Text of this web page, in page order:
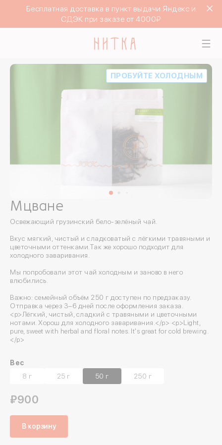
Бесплатная доставка в пункт выдачи Яндекс и
СДЭК при заказе от 4000₽
ПРОБУЙТЕ ХОЛОДНЫМ
Мцване
Освежающий грузинский бело-зелёный чай.
Вкус мягкий, чистый и сладковатый с лёгкими травяными и
цветочными оттенками.Так же хорошо подходит для
холодного заваривания.
Мы попробовали этот чай холодным и заново в него
влюбились.
Важно: семейный объём 250 г доступен по предзаказу.
Отправка через 3–6 дней после оформления заказа.
<p>Лёгкий, чистый, сладкий с травяными и цветочными
нотами. Хорош для холодного заваривания.</p> <p>Light,
pure, sweet with herbal and floral notes. It's great for cold brewing.
</p>
Вес
8 г
25 г 50 г 250 г
₽900
В корзину